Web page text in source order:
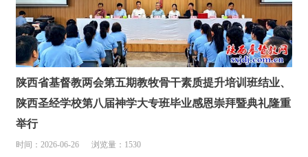
陕西省基督教两会第五期教牧骨干素质提升培训班结业、
陕西圣经学校第八届神学大专班毕业感恩崇拜暨典礼隆重
举行
时间：2026-06-26 浏览量：1530